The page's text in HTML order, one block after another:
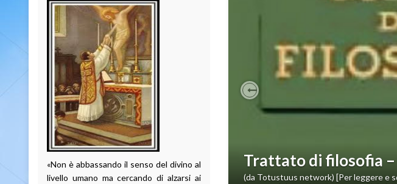
Trattato di filosofia –
(da Totustuus network) [Per leggere e
Previous
«Non è abbassando il senso del divino al
livello umano ma cercando di alzarsi ai